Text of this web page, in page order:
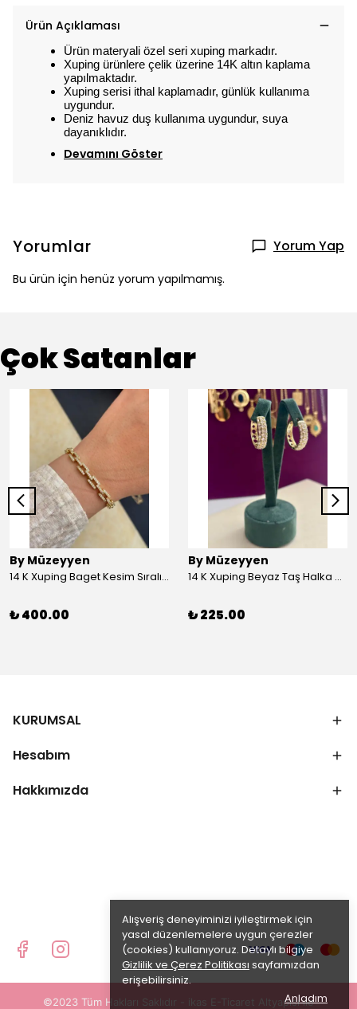
Alışveriş deneyiminizi iyileştirmek için
yasal düzenlemelere uygun çerezler
(cookies) kullanıyoruz. Detaylı bilgiye
Gizlilik ve Çerez Politikası sayfamızdan
erişebilirsiniz.
Anladım
Ürün Açıklaması
Ürün materyali özel seri xuping markadır.
Xuping ürünlere çelik üzerine 14K altın kaplama
yapılmaktadır.
Xuping serisi ithal kaplamadır, günlük kullanıma
uygundur.
Deniz havuz duş kullanıma uygundur, suya
dayanıklıdır.
Devamını Göster
Yorumlar Yorum Yap
Bu ürün için henüz yorum yapılmamış.
Çok Satanlar
By Müzeyyen
14 K Xuping Baget Kesim Sıralı Bileklik
₺ 400.00
By Müzeyyen
14 K Xuping Beyaz Taş Halka Küpe
₺ 225.00
KURUMSAL
Hesabım
Hakkımızda
©2023 Tüm Hakları Saklıdır - ikas E-Ticaret Altyapısı ile